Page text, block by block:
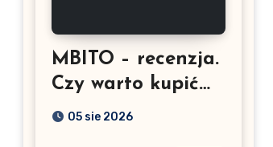
MBITO – recenzja.
Czy warto kupić
interfejs do
05 sie 2026